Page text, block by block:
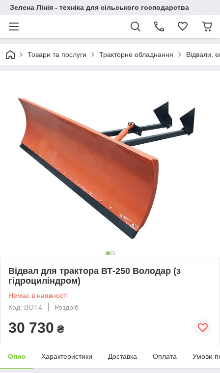
Зелена Лінія - техніка для сільського господарства
Товари та послуги Тракторне обладнання Відвали,
Відвал для трактора ВТ-250 Володар (з
гідроциліндром)
Немає в наявності
Код: ВОТ4
Роздріб
30 730 ₴
Опис Характеристики Доставка Оплата Умови